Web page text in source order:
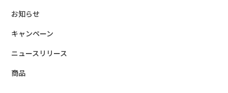
お知らせ
キャンペーン
ニュースリリース
商品